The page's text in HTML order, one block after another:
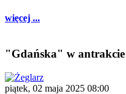
więcej ...
"Gdańska" w antrakcie
piątek, 02 maja 2025 08:00